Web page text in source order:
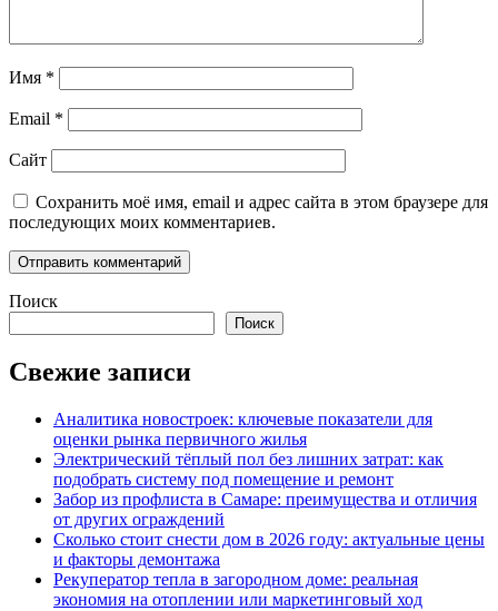
Имя *
Email *
Сайт
Сохранить моё имя, email и адрес сайта в этом браузере для
последующих моих комментариев.
Поиск
Поиск
Свежие записи
Аналитика новостроек: ключевые показатели для
оценки рынка первичного жилья
Электрический тёплый пол без лишних затрат: как
подобрать систему под помещение и ремонт
Забор из профлиста в Самаре: преимущества и отличия
от других ограждений
Сколько стоит снести дом в 2026 году: актуальные цены
и факторы демонтажа
Рекуператор тепла в загородном доме: реальная
экономия на отоплении или маркетинговый ход